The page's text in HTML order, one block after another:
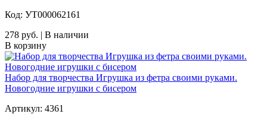
Код: УТ000062161
278 руб. | В наличии
В корзину
Набор для творчества Игрушка из фетра своими руками.
Новогодние игрушки с бисером
Артикул: 4361